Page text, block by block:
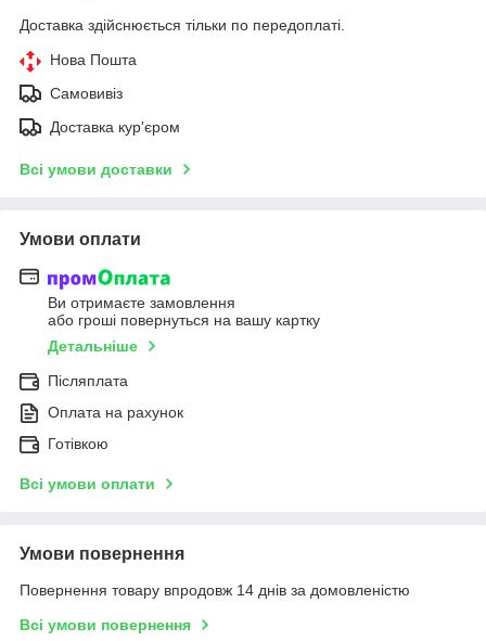
Доставка здійснюється тільки по передоплаті.
Нова Пошта
Самовивіз
Доставка кур'єром
Всі умови доставки
Умови оплати
Ви отримаєте замовлення
або гроші повернуться на вашу картку
Детальніше
Післяплата
Оплата на рахунок
Готівкою
Всі умови оплати
Умови повернення
Повернення товару впродовж 14 днів за домовленістю
Всі умови повернення